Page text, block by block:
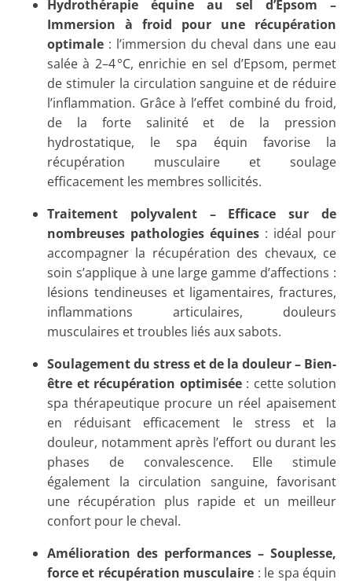
Hydrothérapie équine au sel d’Epsom –
Immersion à froid pour une récupération
optimale : l’immersion du cheval dans une eau
salée à 2–4 °C, enrichie en sel d’Epsom, permet
de stimuler la circulation sanguine et de réduire
l’inflammation. Grâce à l’effet combiné du froid,
de la forte salinité et de la pression
hydrostatique, le spa équin favorise la
récupération musculaire et soulage
efficacement les membres sollicités.
Traitement polyvalent – Efficace sur de
nombreuses pathologies équines : idéal pour
accompagner la récupération des chevaux, ce
soin s’applique à une large gamme d’affections :
lésions tendineuses et ligamentaires, fractures,
inflammations articulaires, douleurs
musculaires et troubles liés aux sabots.
Soulagement du stress et de la douleur – Bien-
être et récupération optimisée : cette solution
spa thérapeutique procure un réel apaisement
en réduisant efficacement le stress et la
douleur, notamment après l’effort ou durant les
phases de convalescence. Elle stimule
également la circulation sanguine, favorisant
une récupération plus rapide et un meilleur
confort pour le cheval.
Amélioration des performances – Souplesse,
force et récupération musculaire : le spa équin